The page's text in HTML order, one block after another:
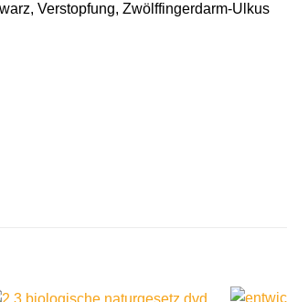
Verstopfung, Zwölffingerdarm-Ulkus